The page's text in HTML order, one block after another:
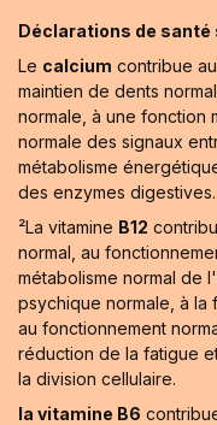
Déclarations de santé
Le calcium contribue
maintien de dents
normale, à une fonction
normale des signaux
métabolisme
des enzymes digestives.
²La vitamine B12
normal, au
métabolisme normal de
psychique normale, à la
au fonctionnement
réduction de la fatigue
la division cellulaire.
la vitamine B6